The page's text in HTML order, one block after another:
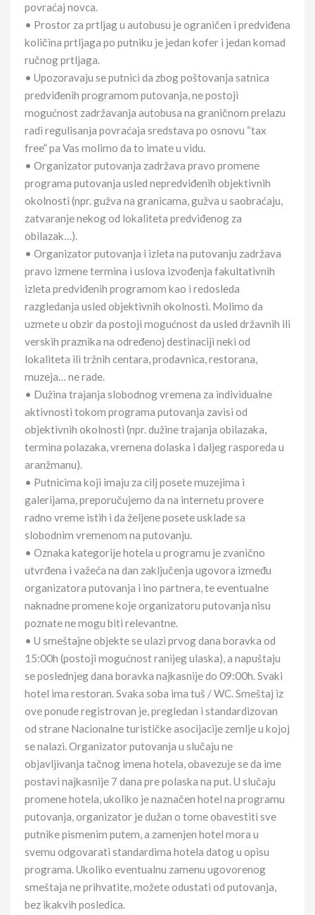
povraćaj novca.
• Prostor za prtljag u autobusu je ograničen i predviđena
količina prtljaga po putniku je jedan kofer i jedan komad
ručnog prtljaga.
• Upozoravaju se putnici da zbog poštovanja satnica
predviđenih programom putovanja, ne postoji
mogućnost zadržavanja autobusa na graničnom prelazu
radi regulisanja povraćaja sredstava po osnovu “tax
free” pa Vas molimo da to imate u vidu.
• Organizator putovanja zadržava pravo promene
programa putovanja usled nepredviđenih objektivnih
okolnosti (npr. gužva na granicama, gužva u saobraćaju,
zatvaranje nekog od lokaliteta predviđenog za
obilazak…).
• Organizator putovanja i izleta na putovanju zadržava
pravo izmene termina i uslova izvođenja fakultativnih
izleta predviđenih programom kao i redosleda
razgledanja usled objektivnih okolnosti. Molimo da
uzmete u obzir da postoji mogućnost da usled državnih ili
verskih praznika na određenoj destinaciji neki od
lokaliteta ili tržnih centara, prodavnica, restorana,
muzeja… ne rade.
• Dužina trajanja slobodnog vremena za individualne
aktivnosti tokom programa putovanja zavisi od
objektivnih okolnosti (npr. dužine trajanja obilazaka,
termina polazaka, vremena dolaska i daljeg rasporeda u
aranžmanu).
• Putnicima koji imaju za cilj posete muzejima i
galerijama, preporučujemo da na internetu provere
radno vreme istih i da željene posete usklade sa
slobodnim vremenom na putovanju.
• Oznaka kategorije hotela u programu je zvanično
utvrđena i važeća na dan zaključenja ugovora između
organizatora putovanja i ino partnera, te eventualne
naknadne promene koje organizatoru putovanja nisu
poznate ne mogu biti relevantne.
• U smeštajne objekte se ulazi prvog dana boravka od
15:00h (postoji mogućnost ranijeg ulaska), a napuštaju
se poslednjeg dana boravka najkasnije do 09:00h. Svaki
hotel ima restoran. Svaka soba ima tuš / WC. Smeštaj iz
ove ponude registrovan je, pregledan i standardizovan
od strane Nacionalne turističke asocijacije zemlje u kojoj
se nalazi. Organizator putovanja u slučaju ne
objavljivanja tačnog imena hotela, obavezuje se da ime
postavi najkasnije 7 dana pre polaska na put. U slučaju
promene hotela, ukoliko je naznačen hotel na programu
putovanja, organizator je dužan o tome obavestiti sve
putnike pismenim putem, a zamenjen hotel mora u
svemu odgovarati standardima hotela datog u opisu
programa. Ukoliko eventualnu zamenu ugovorenog
smeštaja ne prihvatite, možete odustati od putovanja,
bez ikakvih posledica.